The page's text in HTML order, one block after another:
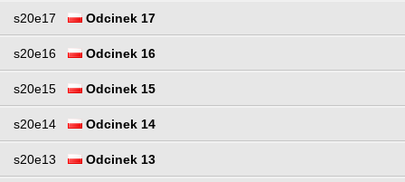
s20e17 Odcinek 17
s20e16 Odcinek 16
s20e15 Odcinek 15
s20e14 Odcinek 14
s20e13 Odcinek 13